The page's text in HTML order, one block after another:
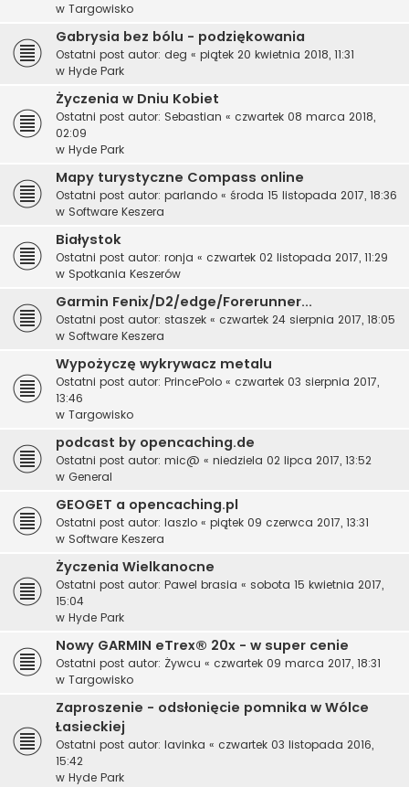
w Targowisko
Gabrysia bez bólu - podziękowania
Ostatni post autor: deg « piątek 20 kwietnia 2018, 11:31
w Hyde Park
Życzenia w Dniu Kobiet
Ostatni post autor: Sebastian « czwartek 08 marca 2018,
02:09
w Hyde Park
Mapy turystyczne Compass online
Ostatni post autor: parlando « środa 15 listopada 2017, 18:36
w Software Keszera
Białystok
Ostatni post autor: ronja « czwartek 02 listopada 2017, 11:29
w Spotkania Keszerów
Garmin Fenix/D2/edge/Forerunner...
Ostatni post autor: staszek « czwartek 24 sierpnia 2017, 18:05
w Software Keszera
Wypożyczę wykrywacz metalu
Ostatni post autor: PrincePolo « czwartek 03 sierpnia 2017,
13:46
w Targowisko
podcast by opencaching.de
Ostatni post autor: mic@ « niedziela 02 lipca 2017, 13:52
w General
GEOGET a opencaching.pl
Ostatni post autor: laszlo « piątek 09 czerwca 2017, 13:31
w Software Keszera
Życzenia Wielkanocne
Ostatni post autor: Pawel brasia « sobota 15 kwietnia 2017,
15:04
w Hyde Park
Nowy GARMIN eTrex® 20x - w super cenie
Ostatni post autor: Żywcu « czwartek 09 marca 2017, 18:31
w Targowisko
Zaproszenie - odsłonięcie pomnika w Wólce
Łasieckiej
Ostatni post autor: lavinka « czwartek 03 listopada 2016,
15:42
w Hyde Park